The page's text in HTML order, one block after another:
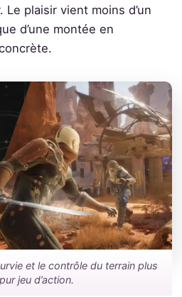
plaisir vient moins d’un
d’une montée en
et le contrôle du terrain plus
jeu d’action.